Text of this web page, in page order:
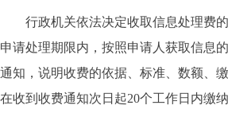
行政机关依法决定收取信息处理费
申请处理期限内，按照申请人获取信息
通知，说明收费的依据、标准、数额、
在收到收费通知次日起20个工作日内缴